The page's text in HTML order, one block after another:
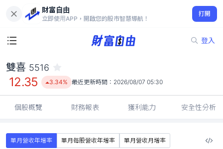
財富自由
立即使用APP，開啟您的股市智慧導航！
打開
登入
12.35
3.34%
雙喜 5516
12.35 3.34% 最近更新時間： 2026/08/07 05:30
個股概覽 財務報表 獲利能力 安全性分析
單月營收年增率 單月每股營收年增率
單月營收月增率